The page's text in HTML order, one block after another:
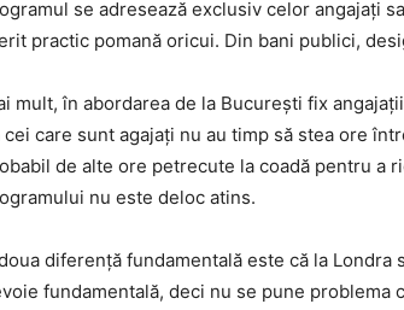
se adresează exclusiv celor angajați
practic pomană oricui. Din bani publici,
mult, în abordarea de la București fix
cei care sunt agajați nu au timp să stea ore
de alte ore petrecute la coadă pentru a
nu este deloc atins.
diferență fundamentală este că la
fundamentală, deci nu se pune problema